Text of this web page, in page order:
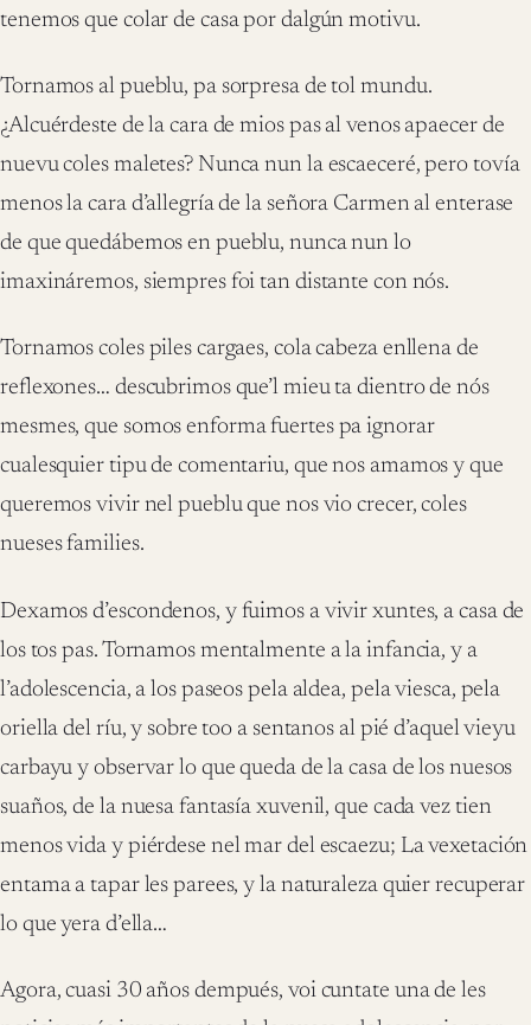
tenemos que colar de casa por dalgún motivu.
Tornamos al pueblu, pa sorpresa de tol mundu.
¿Alcuérdeste de la cara de mios pas al venos apaecer de
nuevu coles maletes? Nunca nun la escaeceré, pero tovía
menos la cara d’allegría de la señora Carmen al enterase
de que quedábemos en pueblu, nunca nun lo
imaxináremos, siempres foi tan distante con nós.
Tornamos coles piles cargaes, cola cabeza enllena de
reflexones… descubrimos que’l mieu ta dientro de nós
mesmes, que somos enforma fuertes pa ignorar
cualesquier tipu de comentariu, que nos amamos y que
queremos vivir nel pueblu que nos vio crecer, coles
nueses families.
Dexamos d’escondenos, y fuimos a vivir xuntes, a casa de
los tos pas. Tornamos mentalmente a la infancia, y a
l’adolescencia, a los paseos pela aldea, pela viesca, pela
oriella del ríu, y sobre too a sentanos al pié d’aquel vieyu
carbayu y observar lo que queda de la casa de los nuesos
suaños, de la nuesa fantasía xuvenil, que cada vez tien
menos vida y piérdese nel mar del escaezu; La vexetación
entama a tapar les parees, y la naturaleza quier recuperar
lo que yera d’ella…
Agora, cuasi 30 años dempués, voi cuntate una de les